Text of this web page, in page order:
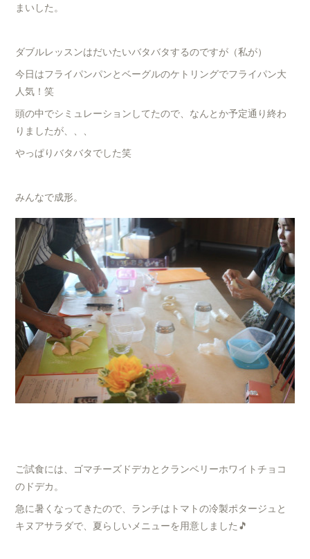
まいした。
ダブルレッスンはだいたいバタバタするのですが（私が）
今日はフライパンパンとベーグルのケトリングでフライパン大
人気！笑
頭の中でシミュレーションしてたので、なんとか予定通り終わ
りましたが、、、
やっぱりバタバタでした笑
みんなで成形。
ご試食には、ゴマチーズドデカとクランベリーホワイトチョコ
のドデカ。
急に暑くなってきたので、ランチはトマトの冷製ポタージュと
キヌアサラダで、夏らしいメニューを用意しました🎵